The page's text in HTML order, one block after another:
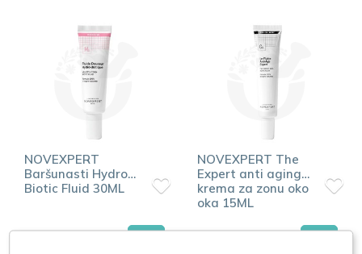
NOVEXPERT
Baršunasti Hydro-
Biotic Fluid 30ML
NOVEXPERT The
Expert anti aging
krema za zonu oko
oka 15ML